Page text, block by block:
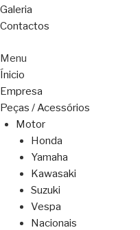
Galeria
Contactos
Menu
Ínicio
Empresa
Peças / Acessórios
Motor
Honda
Yamaha
Kawasaki
Suzuki
Vespa
Nacionais